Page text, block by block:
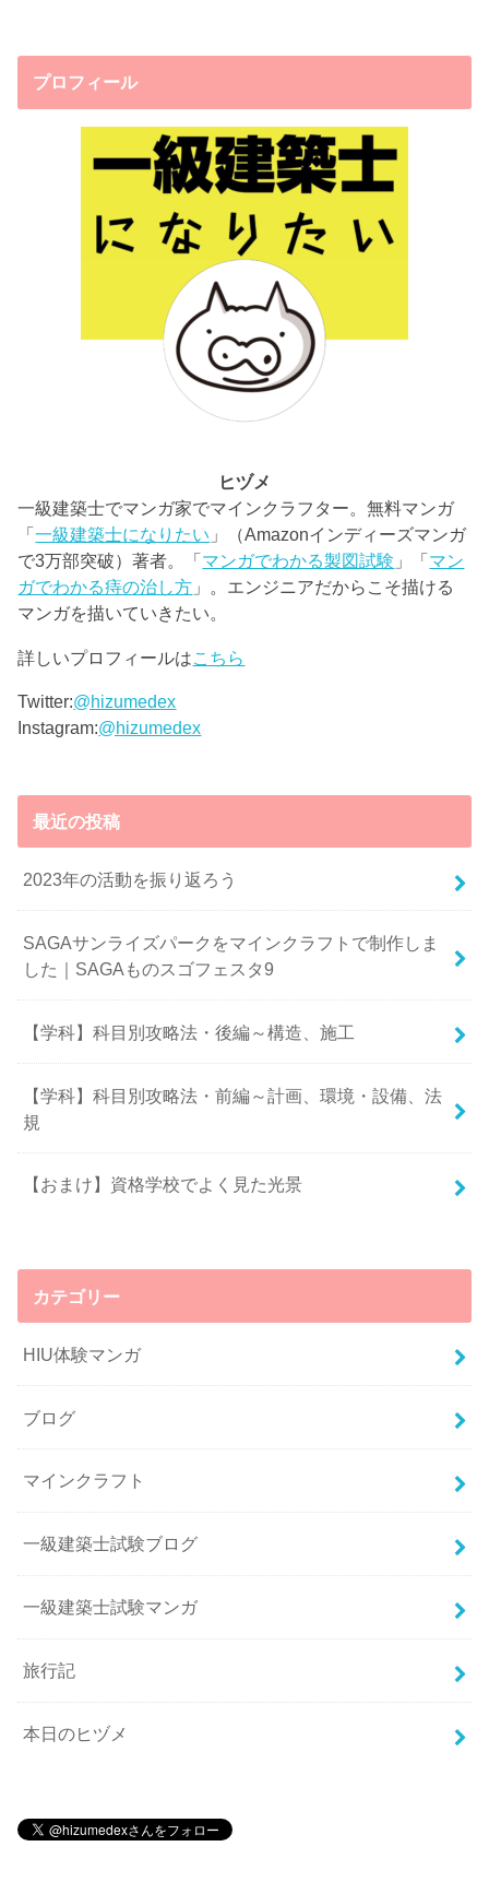
プロフィール
ヒヅメ
一級建築士でマンガ家でマインクラフター。無料マンガ
「一級建築士になりたい 」（Amazonインディーズマンガ
で3万部突破）著者。「マンガでわかる製図試験 」「マン
ガでわかる痔の治し方 」。エンジニアだからこそ描ける
マンガを描いていきたい。
詳しいプロフィールはこちら
Twitter:@hizumedex
Instagram:@hizumedex
最近の投稿
2023年の活動を振り返ろう
SAGAサンライズパークをマインクラフトで制作しま
した｜SAGAものスゴフェスタ9
【学科】科目別攻略法・後編～構造、施工
【学科】科目別攻略法・前編～計画、環境・設備、法
規
【おまけ】資格学校でよく見た光景
カテゴリー
HIU体験マンガ
ブログ
マインクラフト
一級建築士試験ブログ
一級建築士試験マンガ
旅行記
本日のヒヅメ